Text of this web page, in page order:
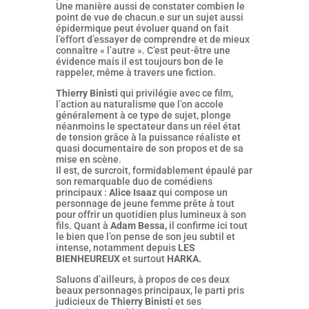
Une manière aussi de constater combien le
point de vue de chacun.e sur un sujet aussi
épidermique peut évoluer quand on fait
l’effort d’essayer de comprendre et de mieux
connaître « l’autre ». C’est peut-être une
évidence mais il est toujours bon de le
rappeler, même à travers une fiction.
Thierry Binisti qui privilégie avec ce film,
l’action au naturalisme que l’on accole
généralement à ce type de sujet, plonge
néanmoins le spectateur dans un réel état
de tension grâce à la puissance réaliste et
quasi documentaire de son propos et de sa
mise en scène.
Il est, de surcroit, formidablement épaulé par
son remarquable duo de comédiens
principaux : Alice Isaazqui compose un
personnage de jeune femme prête à tout
pour offrir un quotidien plus lumineux à son
fils. Quant à Adam Bessa,il confirme ici tout
le bien que l’on pense de son jeu subtil et
intense, notamment depuis LES
BIENHEUREUXet surtout HARKA.
Saluons d’ailleurs, à propos de ces deux
beaux personnages principaux, le parti pris
judicieux de Thierry Binisti et ses